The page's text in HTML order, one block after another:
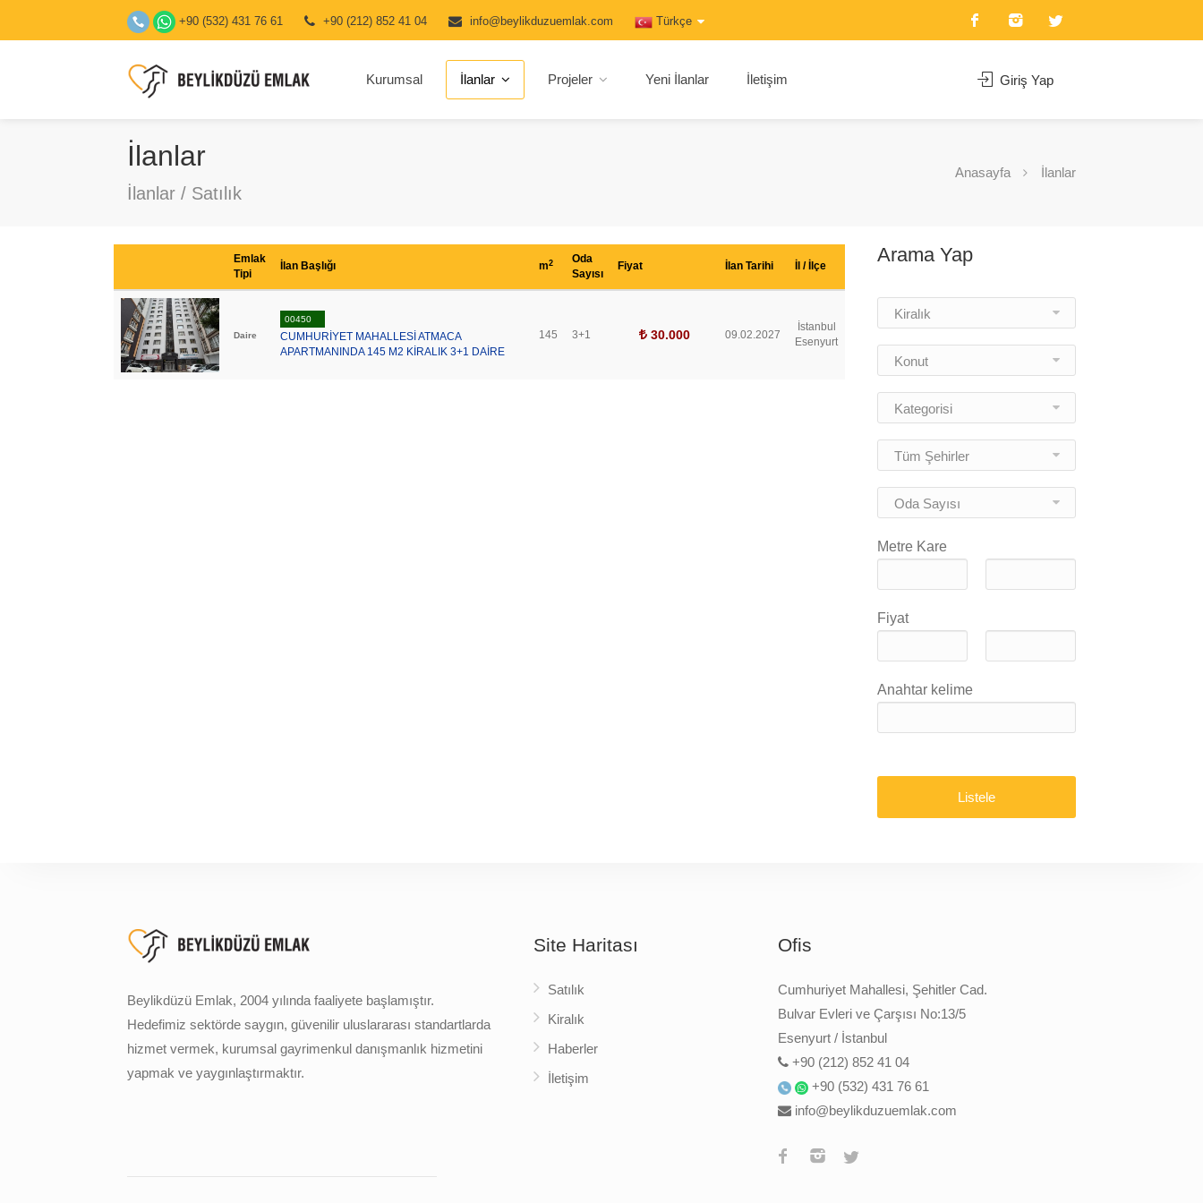
+90 (532) 431 76 61 +90 (212) 852 41 04 info@beylikduzuemlak.com Türkçe
Kurumsal İlanlar Projeler Yeni İlanlar İletişim Giriş Yap
İlanlar
İlanlar / Satılık
Anasayfa İlanlar
Emlak
Tipi
İlan Başlığı m2
Oda
Sayısı
Fiyat İlan Tarihi İl / İlçe
Daire
00450
CUMHURİYET MAHALLESİ ATMACA
APARTMANINDA 145 M2 KİRALIK 3+1 DAİRE
145 3+1 30.000 09.02.2027
İstanbul
Esenyurt
Arama Yap
Kiralık
Konut
Kategorisi
Tüm Şehirler
Oda Sayısı
Metre Kare
Fiyat
Anahtar kelime
Listele
Beylikdüzü Emlak, 2004 yılında faaliyete başlamıştır.
Hedefimiz sektörde saygın, güvenilir uluslararası standartlarda
hizmet vermek, kurumsal gayrimenkul danışmanlık hizmetini
yapmak ve yaygınlaştırmaktır.
Site Haritası
Satılık
Kiralık
Haberler
İletişim
Ofis
Cumhuriyet Mahallesi, Şehitler Cad.
Bulvar Evleri ve Çarşısı No:13/5
Esenyurt / İstanbul
+90 (212) 852 41 04
+90 (532) 431 76 61
info@beylikduzuemlak.com